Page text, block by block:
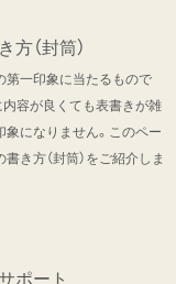
方（封筒）
第一印象に当たるもので
内容が良くても表書きが雑
象になりません。このペー
き方（封筒）をご紹介しま
ポート